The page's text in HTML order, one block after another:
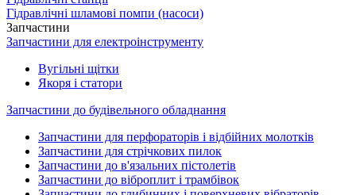
Гідравлічні шламові помпи (насоси)
Запчастини
Запчастини для електроінструменту
Вугільні щітки
Якоря і статори
Запчастини до будівельного обладнання
Запчастини для перфораторів і відбійних молотків
Запчастини для стрічкових пилок
Запчастини до в'язальних пістолетів
Запчастини до віброплит і трамбівок